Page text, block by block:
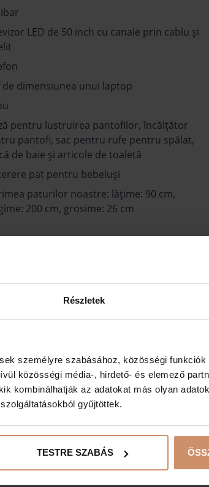
Részletek
személyre szabásához, közösségi
közösségi média-, hirdető- és elemező
kombinálhatják az adatokat más olyan
gyűjtöttek.
TESTRE SZABÁS
LED de 50 inch cu canale prin cablu şi
de dimensiunea unui laptop
pentru lustruirea pantofilor, încălțător
pantofi, sac pentru rufe pentru spălat,
de baie şi articole de toaletă
pat pentru bebeluşi
paturilor noastre: lăţime: 90 cm,
200 cm, grosime: 26 cm
CONDIŢII DE REZERVARE